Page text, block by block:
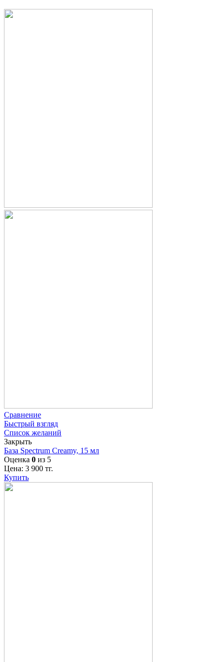
Сравнение
Быстрый взгляд
Список желаний
Закрыть
База Spectrum Creamy, 15 мл
Оценка 0 из 5
Цена: 3 900 тг.
Купить